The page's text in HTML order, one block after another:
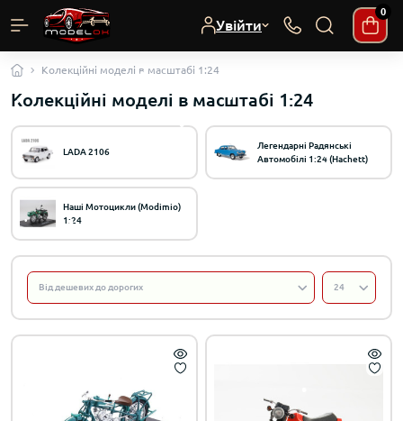
Увійти
0
Колекційні моделі в масштабі 1:24
Колекційні моделі в масштабі 1:24
LADA 2106
Легендарні Радянські
Автомобілі 1:24 (Hachett)
Наші Мотоцикли (Modimio)
1:24